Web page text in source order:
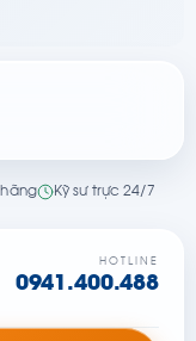
Kỹ sư trực 24/7
HOTLINE
0941.400.488